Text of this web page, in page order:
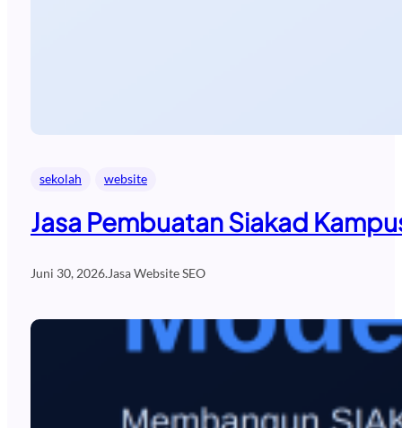
sekolah website
Jasa Pembuatan Siakad
Juni 30, 2026.Jasa Website SEO